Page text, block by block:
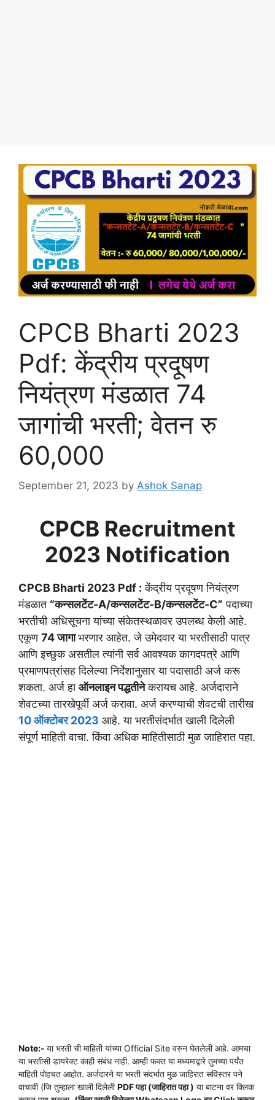
CPCB Bharti 2023
Pdf: केंद्रीय प्रदूषण
नियंत्रण मंडळात 74
जागांची भरती; वेतन रु
60,000
September 21, 2023 by Ashok Sanap
CPCB Recruitment
2023 Notification
CPCB Bharti 2023 Pdf : केंद्रीय प्रदूषण नियंत्रण
मंडळात “कन्सलटेंट-A/कन्सलटेंट-B/कन्सलटेंट-C” पदाच्या
भरतीची अधिसूचना यांच्या संकेतस्थळावर उपलब्ध केली आहे.
एकूण 74 जागाभरणार आहेत. जे उमेदवार या भरतीसाठी पात्र
आणि इच्छुक असतील त्यांनी सर्व आवश्यक कागदपत्रे आणि
प्रमाणपत्रांसह दिलेल्या निर्देशानुसार या पदासाठी अर्ज करू
शकता. अर्ज हाऑनलाइन पद्धतीनेकरायच आहे. अर्जदाराने
शेवटच्या तारखेपूर्वी अर्ज करावा. अर्ज करण्याची शेवटची तारीख
10 ऑक्टोबर 2023 आहे. या भरतीसंदर्भात खाली दिलेली
संपूर्ण माहिती वाचा. किंवा अधिक माहितीसाठी मुळ जाहिरात पहा.
Note:- या भरती ची माहिती यांच्या Official Site वरुन घेतलेली आहे. आमचा
या भरतीसी डायरेक्ट काही संबंध नाही. आम्ही फक्त या मध्यमाद्वारे तुमच्या पर्यंत
माहिती पोहचत आहोत. अर्जदारने या भरती संदर्भात मुळ जाहिरात सविस्तर पने
वाचावी (जि तुम्हाला खाली दिलेलीPDF पहा (जाहिरात पहा ) या बाटना वर क्लिक